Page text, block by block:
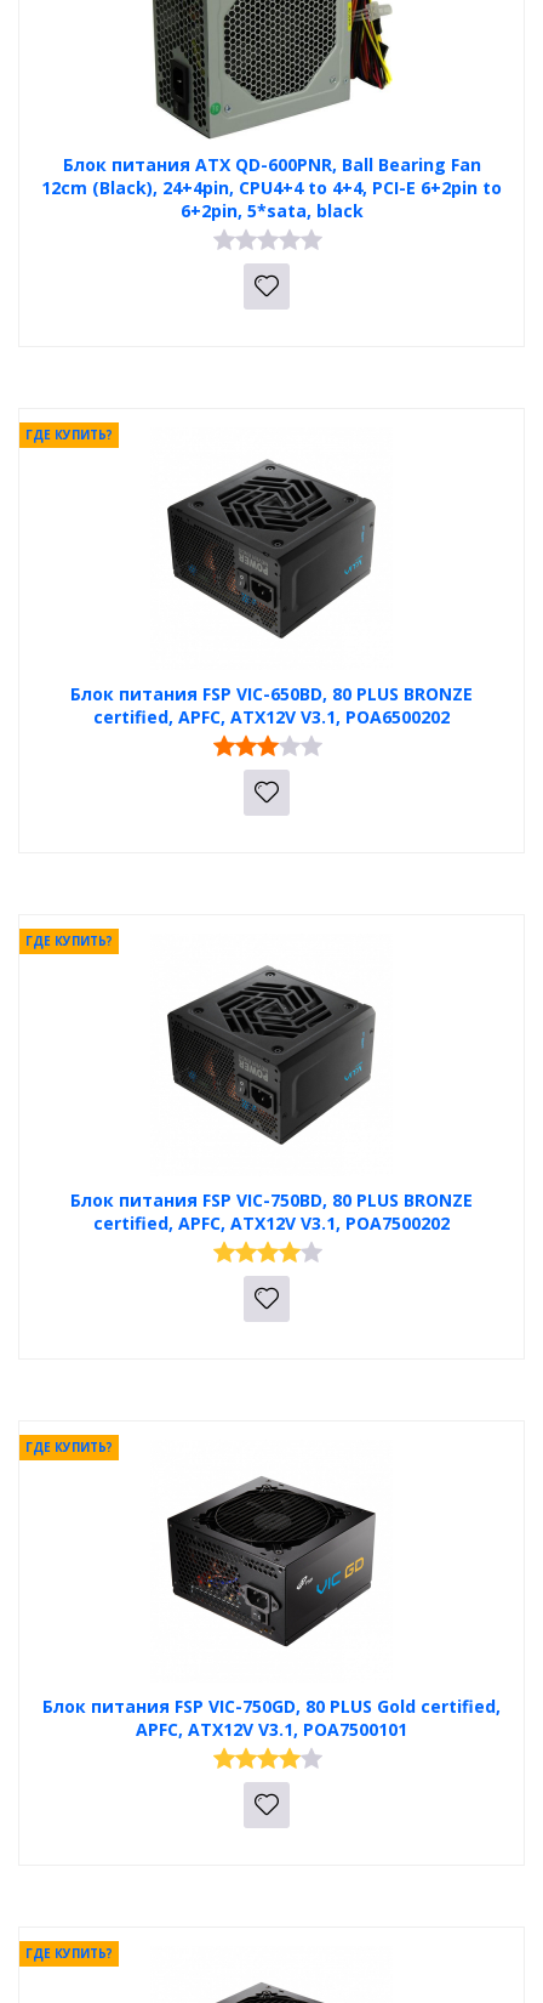
Блок питания ATX QD-600PNR, Ball Bearing Fan
12cm (Black), 24+4pin, CPU4+4 to 4+4, PCI-E 6+2pin to
6+2pin, 5*sata, black
Блок питания FSP VIC-650BD, 80 PLUS BRONZE
certified, APFC, ATX12V V3.1, POA6500202
ГДЕ КУПИТЬ?
Блок питания FSP VIC-750BD, 80 PLUS BRONZE
certified, APFC, ATX12V V3.1, POA7500202
ГДЕ КУПИТЬ?
Блок питания FSP VIC-750GD, 80 PLUS Gold certified,
APFC, ATX12V V3.1, POA7500101
ГДЕ КУПИТЬ?
ГДЕ КУПИТЬ?